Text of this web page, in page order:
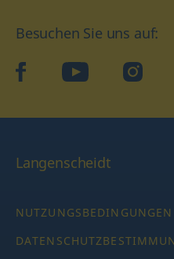
Besuchen Sie uns auf:
facebookYouTube
Langenscheidt
NUTZUNGSBEDINGUNGEN